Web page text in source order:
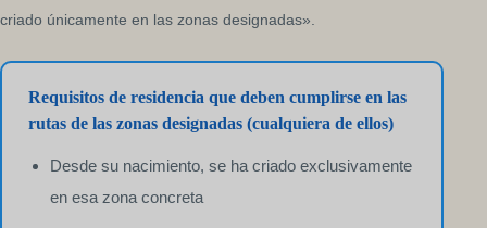
criado únicamente en las zonas designadas».
Requisitos de residencia que deben cumplirse en las
rutas de las zonas designadas (cualquiera de ellos)
Desde su nacimiento, se ha criado exclusivamente
en esa zona concreta